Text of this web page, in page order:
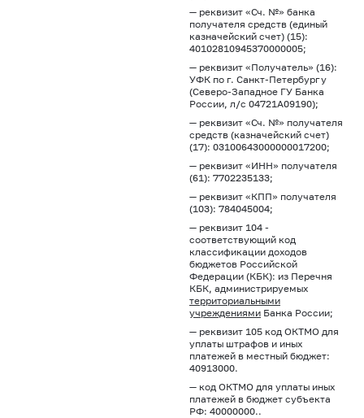
— реквизит «Сч. №» банка
получателя средств (единый
казначейский счет) (15):
40102810945370000005;
— реквизит «Получатель» (16):
УФК по г. Санкт-Петербургу
(Северо-Западное ГУ Банка
России, л/с 04721А09190);
— реквизит «Сч. №» получателя
средств (казначейский счет)
(17): 03100643000000017200;
— реквизит «ИНН» получателя
(61): 7702235133;
— реквизит «КПП» получателя
(103): 784045004;
— реквизит 104 -
соответствующий код
классификации доходов
бюджетов Российской
Федерации (КБК): из Перечня
КБК, администрируемых
территориальными
учреждениями Банка России;
— реквизит 105 код ОКТМО для
уплаты штрафов и иных
платежей в местный бюджет:
40913000.
— код ОКТМО для уплаты иных
платежей в бюджет субъекта
РФ: 40000000..